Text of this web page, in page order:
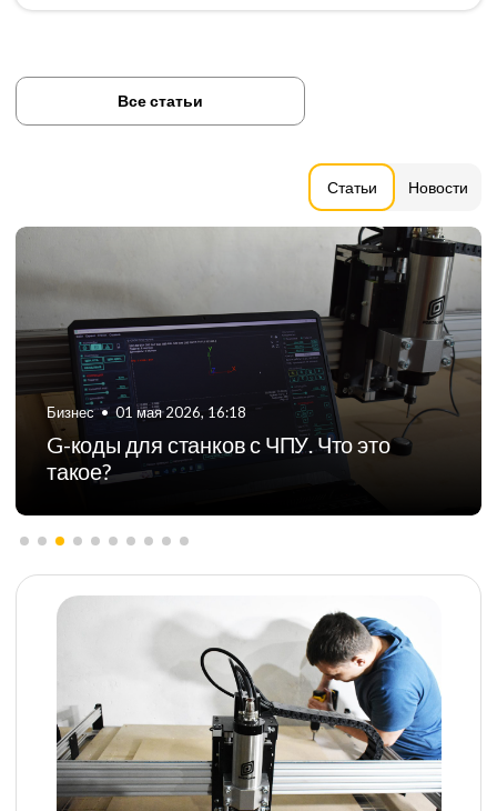
Статьи Новости
Все статьи
Бизнес • 06 августа 2024, 11:21
ТОП-5 российских производителей
фрезерных станков с ЧПУ